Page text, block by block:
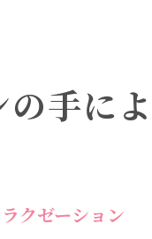
エステが提供する
エステがもたらす心
手に
クゼーション